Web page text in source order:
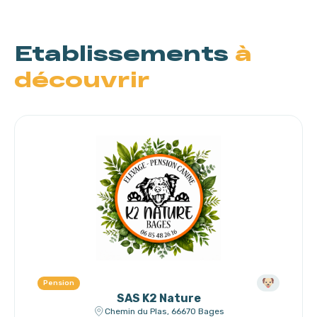
Etablissements à
découvrir
Pension
SAS K2 Nature
Chemin du Plas, 66670 Bages